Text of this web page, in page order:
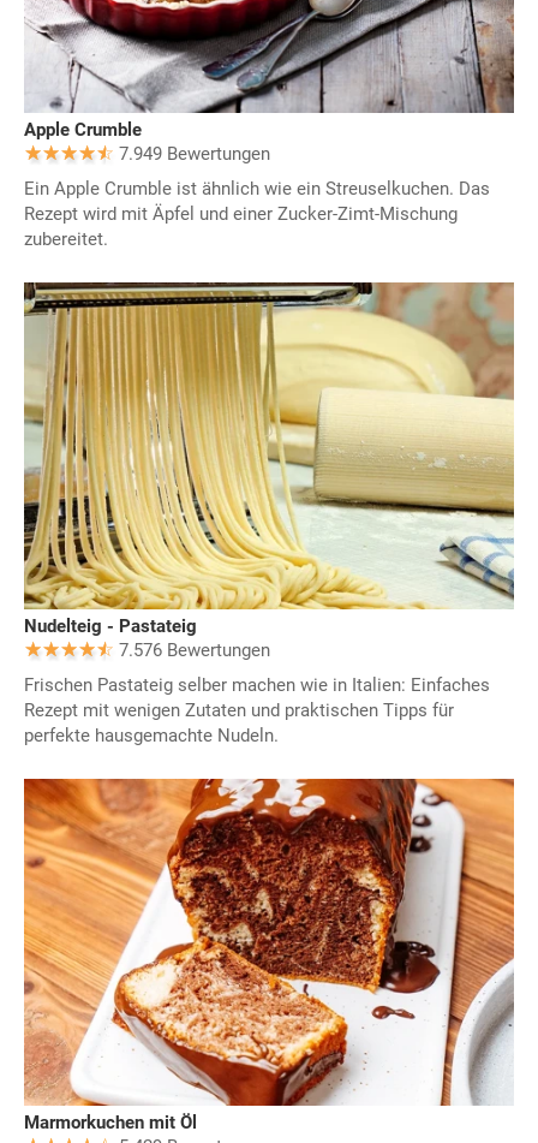
Apple Crumble
7.949 Bewertungen
Ein Apple Crumble ist ähnlich wie ein Streuselkuchen. Das
Rezept wird mit Äpfel und einer Zucker-Zimt-Mischung
zubereitet.
Nudelteig - Pastateig
7.576 Bewertungen
Frischen Pastateig selber machen wie in Italien: Einfaches
Rezept mit wenigen Zutaten und praktischen Tipps für
perfekte hausgemachte Nudeln.
Marmorkuchen mit Öl